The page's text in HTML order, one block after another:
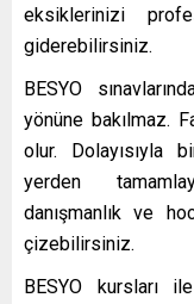
eksiklerinizi
giderebilirsiniz.
BESYO
yönüne bakılmaz.
olur. Dolayısıyla
yerden
danışmanlık ve
çizebilirsiniz.
BESYO kursları